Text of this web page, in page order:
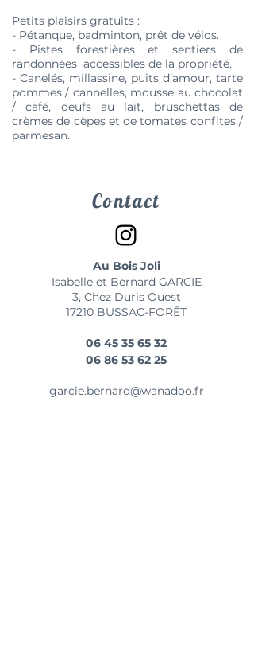
Petits plaisirs gratuits :
- Pétanque, badminton, prêt de vélos.
- Pistes forestières et sentiers de
randonnées accessibles de la propriété.
- Canelés, millassine, puits d’amour, tarte
pommes / cannelles, mousse au chocolat
/ café, oeufs au lait, bruschettas de
crèmes de cèpes et de tomates confites /
parmesan.
Contact
Au Bois Joli
Isabelle et Bernard GARCIE
3, Chez Duris Ouest
17210 BUSSAC-FORÊT
06 45 35 65 32
06 86 53 62 25
garcie.bernard@wanadoo.fr